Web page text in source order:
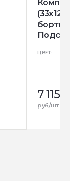
ЦВЕТ:
7 115
руб/шт